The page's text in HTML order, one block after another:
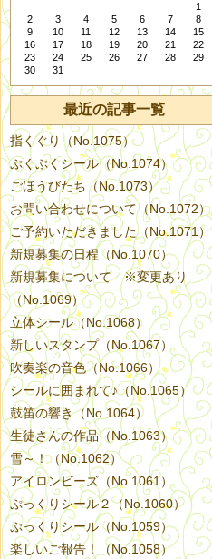
1
2
3 4 5 6 7
8
9
10 11 12 13 14
15
16
17 18 19 20 21
22
23
24 25 26 27 28
29
30
31
最近の記事一覧
指くぐり（No.1075）
ぷくぷくシール（No.1074）
ごほうびたち（No.1073）
お問い合わせについて（No.1072）
ご予約いただきました（No.1071）
新規募集の日程（No.1070）
新規募集について ※変更あり
（No.1069）
立体シール（No.1068）
新しいスタンプ（No.1067）
吹奏楽の音色（No.1066）
シールに囲まれて♪（No.1065）
鼓笛の響き（No.1064）
生徒さんの作品（No.1063）
雪～！（No.1062）
アイロンビーズ（No.1061）
ぷっくりシール２（No.1060）
ぷっくりシール（No.1059）
楽しいご報告！（No.1058）